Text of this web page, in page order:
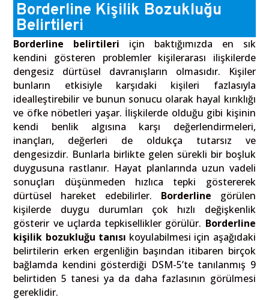
Borderline Kişilik Bozukluğu
Belirtileri
Borderline belirtileri için baktığımızda en sık
kendini gösteren problemler kişilerarası ilişkilerde
dengesiz dürtüsel davranışların olmasıdır. Kişiler
bunların etkisiyle karşıdaki kişileri fazlasıyla
idealleştirebilir ve bunun sonucu olarak hayal kırıklığı
ve öfke nöbetleri yaşar. İlişkilerde olduğu gibi kişinin
kendi benlik algısına karşı değerlendirmeleri,
inançları, değerleri de oldukça tutarsız ve
dengesizdir. Bunlarla birlikte gelen sürekli bir boşluk
duygusuna rastlanır. Hayat planlarında uzun vadeli
sonuçları düşünmeden hızlıca tepki göstererek
dürtüsel hareket edebilirler. Borderline görülen
kişilerde duygu durumları çok hızlı değişkenlik
gösterir ve uçlarda tepkisellikler görülür. Borderline
kişilik bozukluğu tanısı koyulabilmesi için aşağıdaki
belirtilerin erken ergenliğin başından itibaren birçok
bağlamda kendini gösterdiği DSM-5’te tanılanmış 9
belirtiden 5 tanesi ya da daha fazlasının görülmesi
gereklidir.